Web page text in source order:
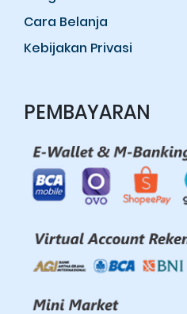
Cara Belanja
Kebijakan Privasi
PEMBAYARAN